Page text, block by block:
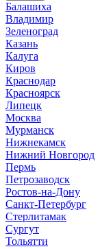
Балашиха
Владимир
Зеленоград
Казань
Калуга
Киров
Краснодар
Красноярск
Липецк
Москва
Мурманск
Нижнекамск
Нижний Новгород
Пермь
Петрозаводск
Ростов-на-Дону
Санкт-Петербург
Стерлитамак
Сургут
Тольятти